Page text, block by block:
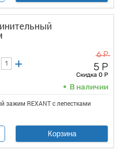
6 Р
5 Р
Скидка 0 Р
В наличии
зажим REXANT с лепестками
Корзина